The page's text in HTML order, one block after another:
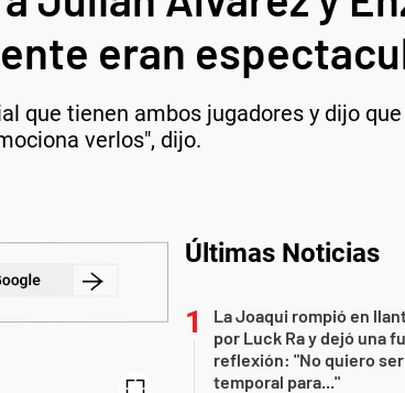
eran
que tienen ambos jugadores y dijo
verlos", dijo.
Últimas Noticias
La Joaqui rompió en
por Luck Ra y dejó una
reflexión: "No quiero ser
temporal para..."